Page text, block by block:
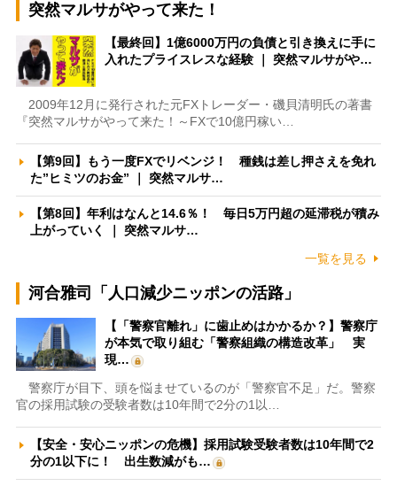
突然マルサがやって来た！
【最終回】1億6000万円の負債と引き換えに手に
入れたプライスレスな経験 ｜ 突然マルサがや…
2009年12月に発行された元FXトレーダー・磯貝清明氏の著書
『突然マルサがやって来た！～FXで10億円稼い…
【第9回】もう一度FXでリベンジ！ 種銭は差し押さえを免れ
た”ヒミツのお金” ｜ 突然マルサ…
【第8回】年利はなんと14.6％！ 毎日5万円超の延滞税が積み
上がっていく ｜ 突然マルサ…
一覧を見る
河合雅司「人口減少ニッポンの活路」
【「警察官離れ」に歯止めはかかるか？】警察庁
が本気で取り組む「警察組織の構造改革」 実
現…
警察庁が目下、頭を悩ませているのが「警察官不足」だ。警察
官の採用試験の受験者数は10年間で2分の1以…
【安全・安心ニッポンの危機】採用試験受験者数は10年間で2
分の1以下に！ 出生数減がも…